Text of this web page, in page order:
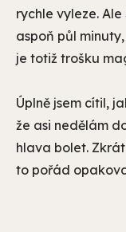
rychle vyleze.
aspoň půl
je totiž trošku
Úplně jsem cítil,
že asi nedělám
hlava bolet.
to pořád